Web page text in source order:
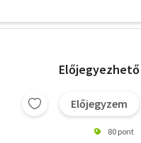
Előjegyezhető
Előjegyzem
80 pont